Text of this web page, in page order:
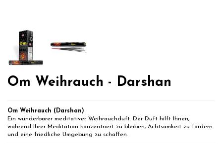
Om Weihrauch - Darshan
Om Weihrauch (Darshan)
Ein wunderbarer meditativer Weihrauchduft. Der Duft hilft Ihnen,
während Ihrer Meditation konzentriert zu bleiben, Achtsamkeit zu fördern
und eine friedliche Umgebung zu schaffen.